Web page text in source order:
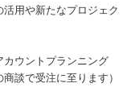
用や新たなプロジェク
カウントプランニング
談で受注に至ります）